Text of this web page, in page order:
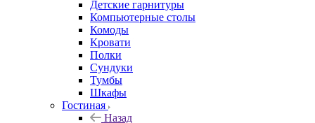
Детские гарнитуры
Компьютерные столы
Комоды
Кровати
Полки
Сундуки
Тумбы
Шкафы
Гостиная
Назад